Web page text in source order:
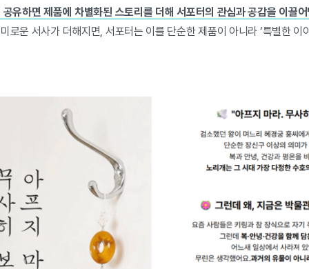
유하면 제품에 차별화된 스토리를 더해 서포터의 관심과 공감을 이끌
로운 서사가 더해지면, 서포터는 이를 단순한 제품이 아니라 ‘특별한 이